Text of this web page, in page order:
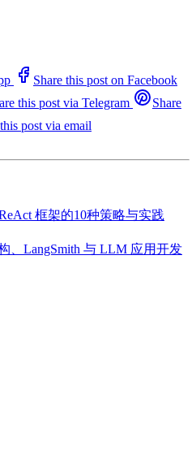
Share this post on Facebook
this post via Telegram
Share
post via email
框架的10种策略与实践
、LangSmith 与 LLM 应用开发